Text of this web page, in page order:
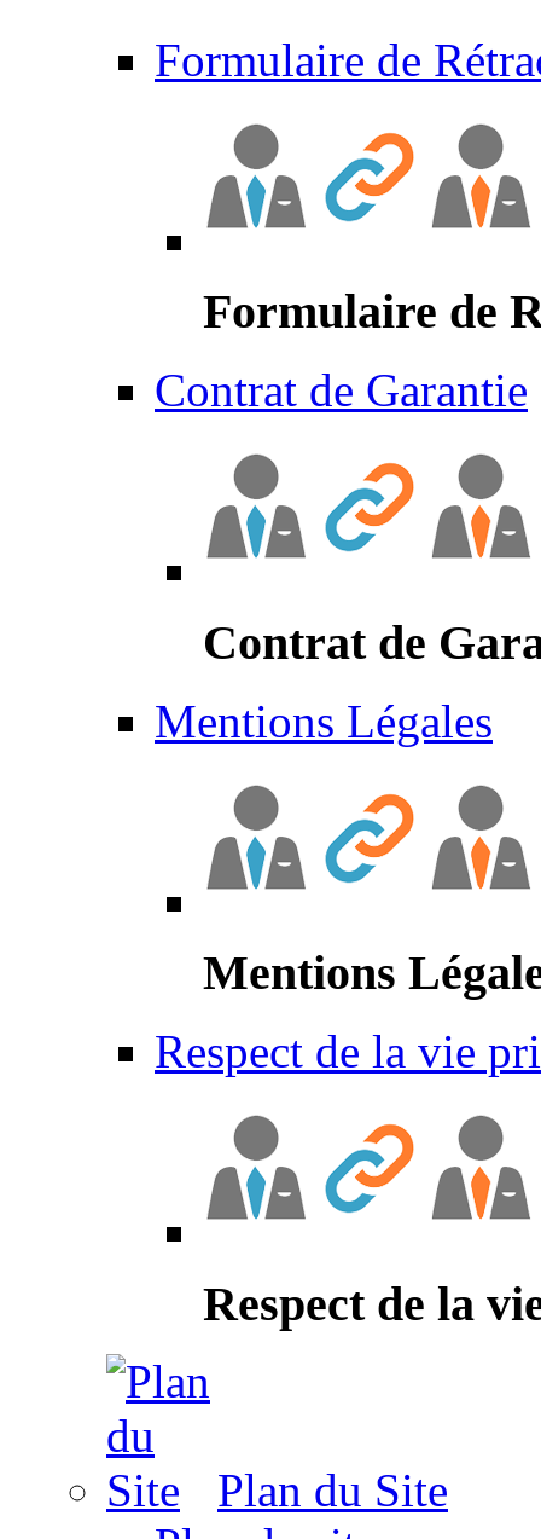
Formulaire de
Formulaire de
Contrat de Garantie
Contrat de
Mentions Légales
Mentions
Respect de la vie
Respect de la
Plan du Site